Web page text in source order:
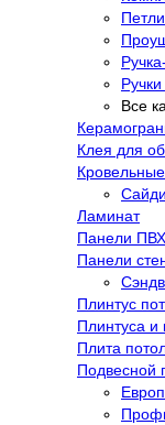
Петли
Все
Клея для
Ламинат
Панели ПВХ
Панели
Плинтус
Плинтуса
Плита
Подвесной